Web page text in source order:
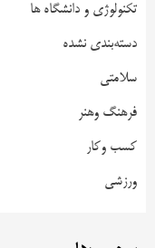
تکنولوژی و دانشگاه ها
دسته‌بندی نشده
سلامتی
فرهنگ وهنر
کسب وکار
ورزشی